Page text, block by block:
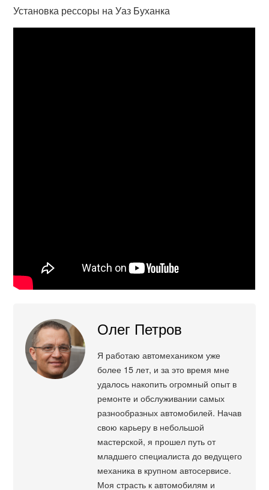
Установка рессоры на Уаз Буханка
Олег Петров
Я работаю автомехаником уже
более 15 лет, и за это время мне
удалось накопить огромный опыт в
ремонте и обслуживании самых
разнообразных автомобилей. Начав
свою карьеру в небольшой
мастерской, я прошел путь от
младшего специалиста до ведущего
механика в крупном автосервисе.
Моя страсть к автомобилям и